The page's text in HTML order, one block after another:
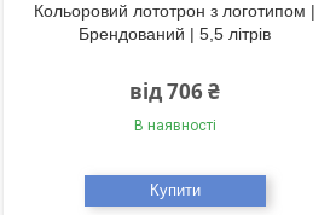
Кольоровий лототрон з логотипом |
Брендований | 5,5 літрів
від 706 ₴
В наявності
Купити